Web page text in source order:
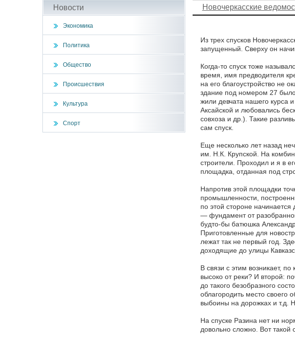
Новости
Экономика
Политика
Общество
Происшествия
Культура
Спорт
Новочеркасские
Из трех спусков
запущенный. Сверху он
Когда-то спуск тоже
время, имя предводителя
на его благоустройство не
здание под номером 27
жили девчата нашего курса
Аксайской и любовались
совхоза и др.). Такие
сам спуск.
Еще несколько лет назад
им. Н.К. Крупской. На
строители. Проходил и я в
площадка, отданная под
Напротив этой площадки
промышленности,
по этой стороне
— фундамент от
будто-бы батюшка
Приготовленные для
лежат так не первый год.
доходящие до улицы
В связи с этим возникает,
высоко от реки? И второй:
до такого безобразного
облагородить место своего
выбоины на дорожках и т.д.
На спуске Разина нет ни
довольно сложно. Вот такой